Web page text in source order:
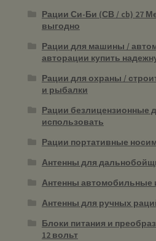
Рации Си-Би (СВ / cb) 27
выгодно
Рации для машины /
авторации купить
Рации для охраны /
и рыбалки
Рации безлицензионные
использовать
Рации портативные
Антенны для
Антенны автомобильные и
Антенны для ручных раций
Блоки питания и
12 вольт